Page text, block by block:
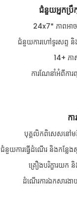
ជំនួយអ្នកប្រឹក្
24x7* ភាពអា
ជំនួយការហៅទូរសព្ទ និ
14+ ភា
ការណែនាំអំពីការ
ក
បុគ្គលិកពិសេសនៅមន្
ជំនួយការធ្វើដំណើរ និងកន្លែង
គ្រឿងបរិក្ខារយក និ
ដំណើរការឯកសារង